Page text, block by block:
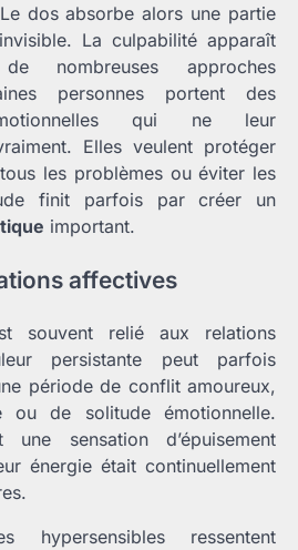
dos absorbe alors une partie
La culpabilité apparaît
nombreuses approches
personnes portent des
qui ne leur
Elles veulent protéger
les problèmes ou éviter les
finit parfois par créer un
important.
affectives
souvent relié aux relations
persistante peut parfois
période de conflit amoureux,
ou de solitude émotionnelle.
une sensation d’épuisement
énergie était continuellement
hypersensibles ressentent